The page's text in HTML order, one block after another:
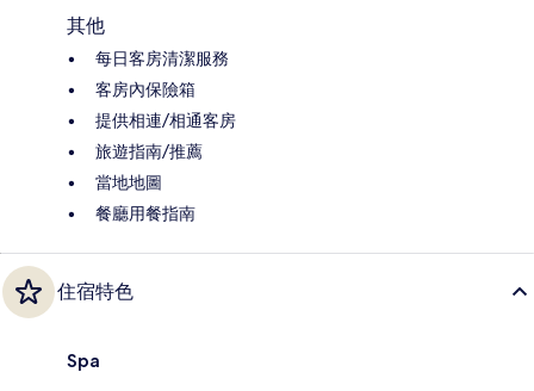
其他
每日客房清潔服務
客房內保險箱
提供相連/相通客房
旅遊指南/推薦
當地地圖
餐廳用餐指南
住宿特色
Spa